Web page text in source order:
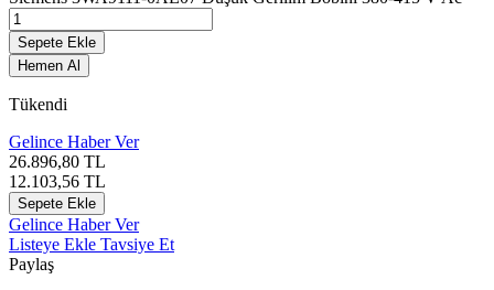
Sepete Ekle
Hemen Al
Tükendi
Gelince Haber Ver
26.896,80 TL
12.103,56 TL
Sepete Ekle
Gelince Haber Ver
Listeye Ekle Tavsiye Et
Paylaş